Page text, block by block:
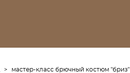
> мастер-класс брючный костюм "бриз"